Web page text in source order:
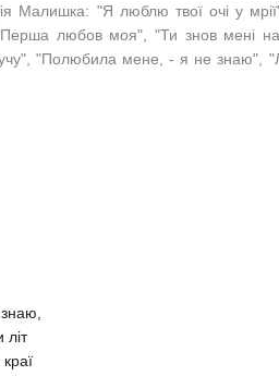
Малишка: "Я люблю твої очі у
любов моя", "Ти знов мені
"Полюбила мене, - я не знаю",
літ